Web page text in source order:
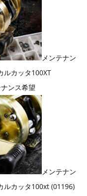
メンテナン
ルカッタ100XT
ンス希望
メンテナン
ルカッタ100xt (01196)